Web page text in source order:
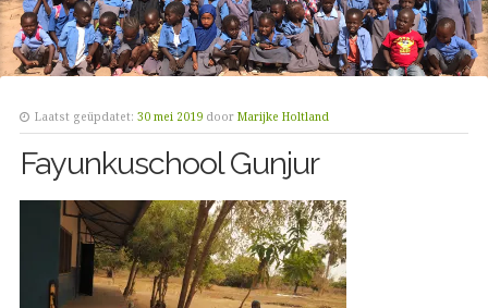
Laatst geüpdatet: 30 mei 2019 door Marijke Holtland
Fayunkuschool Gunjur